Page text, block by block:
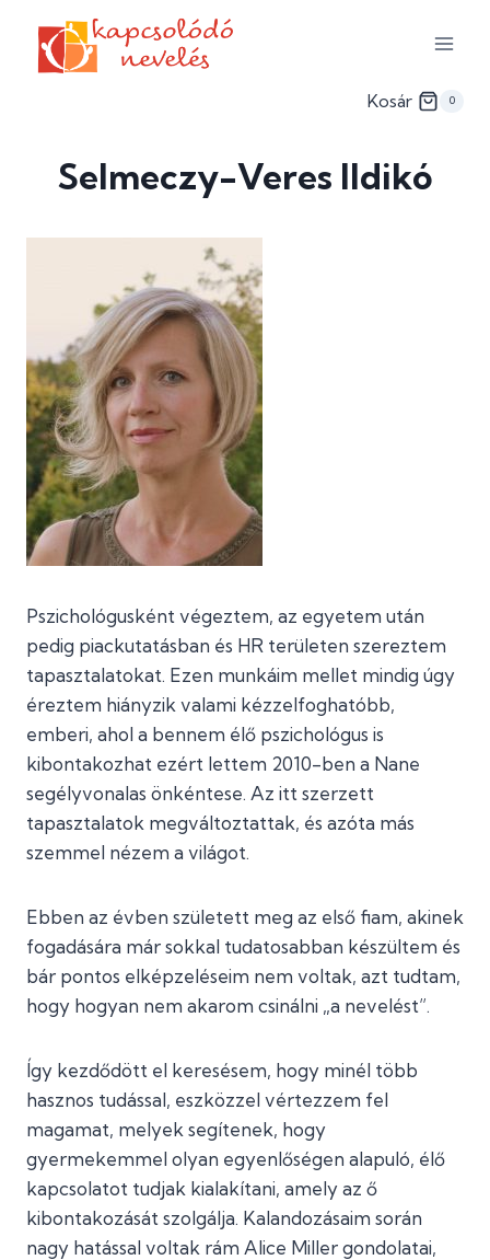
content
Kosár 0
Selmeczy-Veres Ildikó
Pszichológusként végeztem, az egyetem után
pedig piackutatásban és HR területen szereztem
tapasztalatokat. Ezen munkáim mellet mindig úgy
éreztem hiányzik valami kézzelfoghatóbb,
emberi, ahol a bennem élő pszichológus is
kibontakozhat ezért lettem 2010-ben a Nane
segélyvonalas önkéntese. Az itt szerzett
tapasztalatok megváltoztattak, és azóta más
szemmel nézem a világot.
Ebben az évben született meg az első fiam, akinek
fogadására már sokkal tudatosabban készültem és
bár pontos elképzeléseim nem voltak, azt tudtam,
hogy hogyan nem akarom csinálni „a nevelést”.
Így kezdődött el keresésem, hogy minél több
hasznos tudással, eszközzel vértezzem fel
magamat, melyek segítenek, hogy
gyermekemmel olyan egyenlőségen alapuló, élő
kapcsolatot tudjak kialakítani, amely az ő
kibontakozását szolgálja. Kalandozásaim során
nagy hatással voltak rám Alice Miller gondolatai,